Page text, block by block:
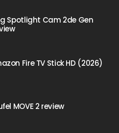
Spotlight Cam 2de Gen
Fire TV Stick HD (2026)
MOVE 2 review